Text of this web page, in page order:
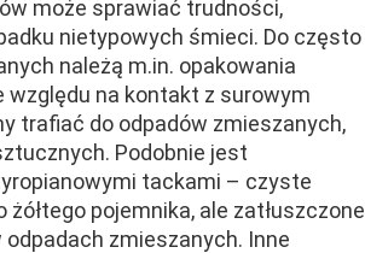
może sprawiać trudności,
nietypowych śmieci. Do często
należą m.in. opakowania
względu na kontakt z surowym
trafiać do odpadów zmieszanych,
Podobnie jest
tackami – czyste
pojemnika, ale zatłuszczone
zmieszanych. Inne